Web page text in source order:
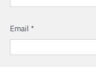
Email *